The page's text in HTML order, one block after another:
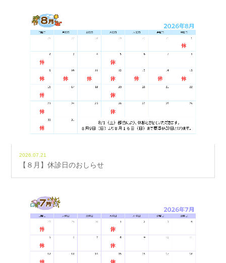
2026.07.21
【８月】休診日のおしらせ